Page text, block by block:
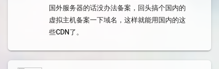
国外服务器的话没办法备案，回头搞个国内的
虚拟主机备案一下域名，这样就能用国内的这
些CDN了。